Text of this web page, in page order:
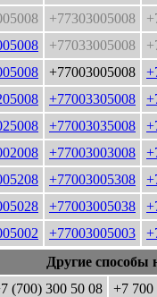
+77303005008
+77033005008
+77003005008
+77003305008
+77003035008
+77003003008
+77003005308
+77003005038
+77003005003
Другие способы
(700) 300 50 08 +7 700